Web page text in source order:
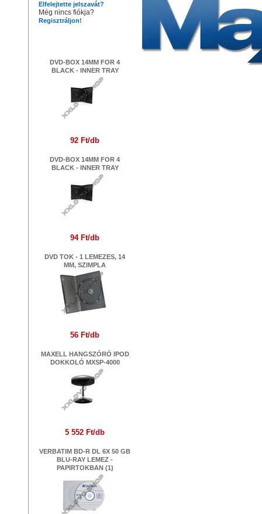
Elfelejtette jelszavát?
Még nincs fiókja?
Regisztráljon!
DVD-BOX 14MM FOR 4
BLACK - INNER TRAY
92 Ft/db
DVD-BOX 14MM FOR 4
BLACK - INNER TRAY
94 Ft/db
DVD TOK - 1 LEMEZES, 14
MM, SZIMPLA
56 Ft/db
MAXELL HANGSZÓRÓ IPOD
DOKKOLÓ MXSP-4000
5 552 Ft/db
VERBATIM BD-R DL 6X 50 GB
BLU-RAY LEMEZ -
PAPIRTOKBAN (1)